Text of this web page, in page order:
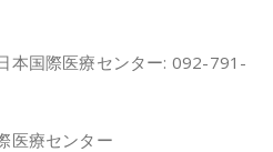
国際医療センター: 092-791-
医療センター